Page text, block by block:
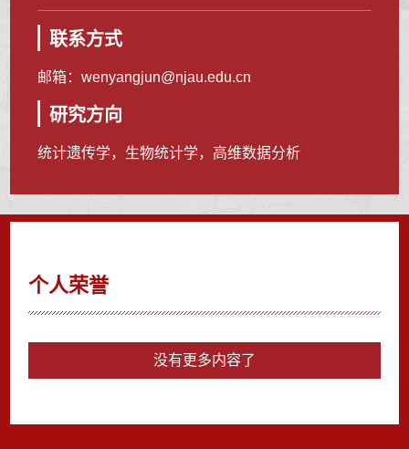
联系方式
邮箱：wenyangjun@njau.edu.cn
研究方向
统计遗传学，生物统计学，高维数据分析
个人荣誉
没有更多内容了